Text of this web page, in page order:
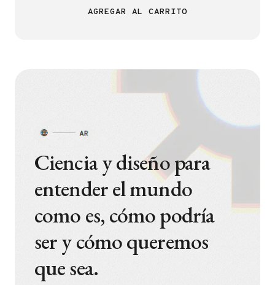
AGREGAR AL CARRITO
Ciencia y diseño para
entender el mundo
como es, cómo podría
ser y cómo queremos
que sea.